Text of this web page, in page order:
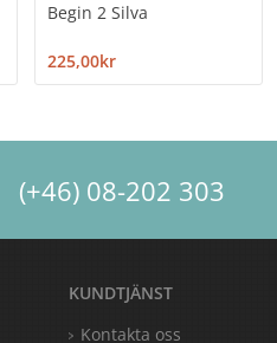
Begin 2 Silva
225,00kr
(+46) 08-202 303
KUNDTJÄNST
Kontakta oss